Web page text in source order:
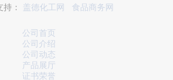
持： 盖德化工网 食品商务网
公司首页
公司介绍
公司动态
产品展厅
证书荣誉